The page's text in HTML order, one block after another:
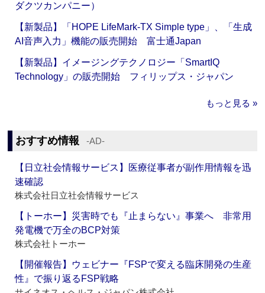
ダクツカンパニー）
【新製品】「HOPE LifeMark-TX Simple type」、「生成
AI音声入力」機能の販売開始 富士通Japan
【新製品】イメージングテクノロジー「SmartIQ
Technology」の販売開始 フィリップス・ジャパン
もっと見る »
おすすめ情報 ‐AD‐
【日立社会情報サービス】医療従事者が副作用情報を迅
速確認
株式会社日立社会情報サービス
【トーホー】災害時でも『止まらない』事業へ 非常用
発電機で万全のBCP対策
株式会社トーホー
【開催報告】ウェビナー『FSPで変える臨床開発の生産
性』で振り返るFSP戦略